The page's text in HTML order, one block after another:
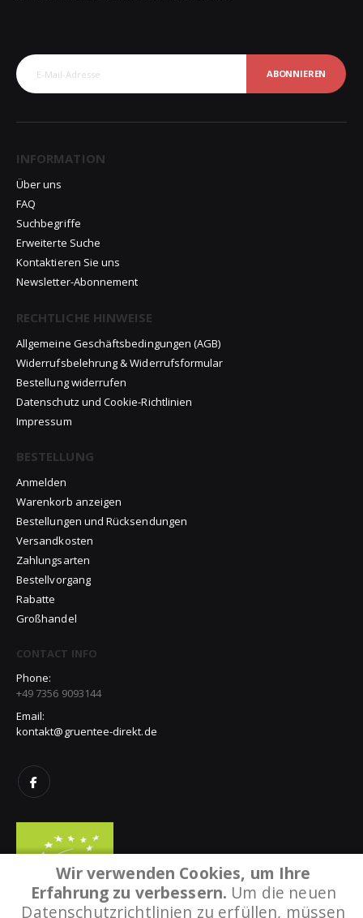
Wir verwenden Cookies, um Ihre
Erfahrung zu verbessern. Um die neuen
Datenschutzrichtlinien zu erfüllen, müssen
ABONNIEREN
INFORMATION
Über uns
FAQ
Suchbegriffe
Erweiterte Suche
Kontaktieren Sie uns
Newsletter-Abonnement
RECHTLICHE HINWEISE
Allgemeine Geschäftsbedingungen (AGB)
Widerrufsbelehrung & Widerrufsformular
Bestellung widerrufen
Datenschutz und Cookie-Richtlinien
Impressum
BESTELLUNG
Anmelden
Warenkorb anzeigen
Bestellungen und Rücksendungen
Versandkosten
Zahlungsarten
Bestellvorgang
Rabatte
Großhandel
CONTACT INFO
Phone:
+49 7356 9093144
Email:
kontakt@gruentee-direkt.de